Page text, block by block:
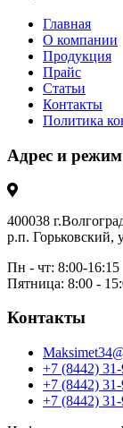
Главная
О компании
Продукция
Прайс
Статьи
Контакты
Политика
Адрес и
400038
р.п. Горьковский,
Пн - чт: 8:00-16:15
Пятница: 8:00 -
Контакты
+7 (8442)
+7 (8442)
+7 (8442)